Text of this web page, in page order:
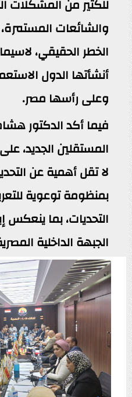
للكثير من المشكلات
والشائعات
الخطر الحقيقي،
أنشأتها الدول
وعلى رأسها مصر.
فيما أكد الدكتور
المستقلين الجديد،
لا تقل أهمية عن
بمنظومة توعوية
التحديات، بما ينعكس
الجبهة الداخلية